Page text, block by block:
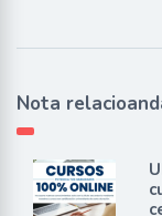
Nota